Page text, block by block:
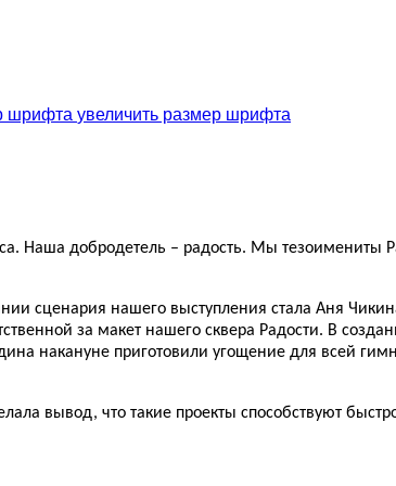
увеличить размер шрифта
Наша добродетель – радость. Мы тезоимениты
сценария нашего выступления стала Аня
за макет нашего сквера Радости. В
накануне приготовили угощение для всей
вывод, что такие проекты способствуют